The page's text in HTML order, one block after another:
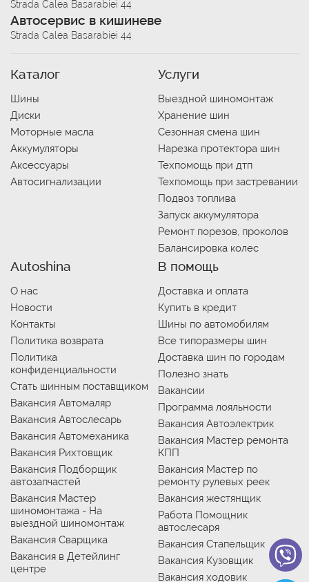
Strada Calea Basarabiei 44
Автосервис в кишиневе
Strada Calea Basarabiei 44
Каталог
Шины
Диски
Моторные масла
Аккумуляторы
Аксессуары
Автосигнализации
Услуги
Выездной шиномонтаж
Хранение шин
Сезонная смена шин
Нарезка протектора шин
Техпомощь при дтп
Техпомощь при застревании
Подвоз топлива
Запуск аккумулятора
Ремонт порезов, проколов
Балансировка колес
Autoshina
О нас
Новости
Контакты
Политика возврата
Политика
конфиденциальности
Стать шинным поставщиком
Вакансия Автомаляр
Вакансия Автослесарь
Вакансия Автомеханика
Вакансия Рихтовщик
Вакансия Подборщик
автозапчастей
Вакансия Мастер
шиномонтажа - На
выездной шиномонтаж
Вакансия Сварщика
Вакансия в Детейлинг
центре
В помощь
Доставка и оплата
Купить в кредит
Шины по автомобилям
Все типоразмеры шин
Доставка шин по городам
Полезно знать
Вакансии
Программа лояльности
Вакансия Автоэлектрик
Вакансия Мастер ремонта
КПП
Вакансия Мастер по
ремонту рулевых реек
Вакансия жестянщик
Работа Помощник
автослесаря
Вакансия Стапельщик
Вакансия Кузовщик
Вакансия ходовик